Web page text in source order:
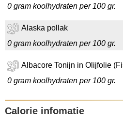
0 gram koolhydraten per 100 gr.
Alaska pollak
0 gram koolhydraten per 100 gr.
Albacore Tonijn in Olijfolie
0 gram koolhydraten per 100 gr.
Calorie infomatie